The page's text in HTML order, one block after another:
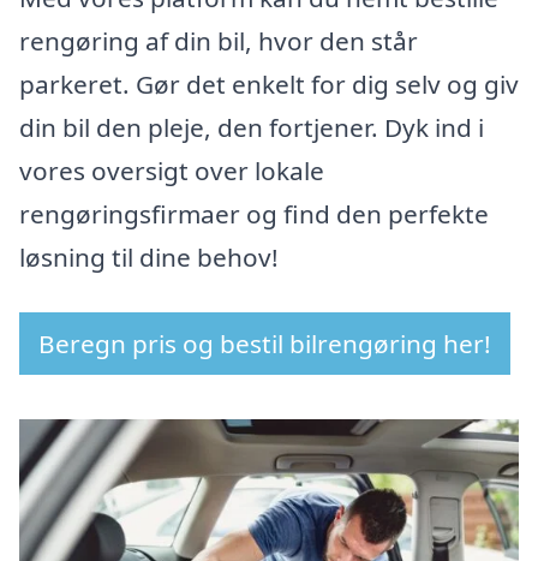
rengøring af din bil, hvor den står
parkeret. Gør det enkelt for dig selv og giv
din bil den pleje, den fortjener. Dyk ind i
vores oversigt over lokale
rengøringsfirmaer og find den perfekte
løsning til dine behov!
Beregn pris og bestil bilrengøring her!